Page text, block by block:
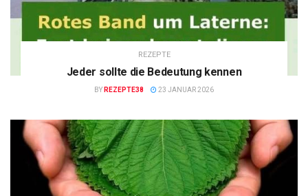
REZEPTE
Jeder sollte die Bedeutung kennen
BY REZEPTE38 23 JANUAR 2026